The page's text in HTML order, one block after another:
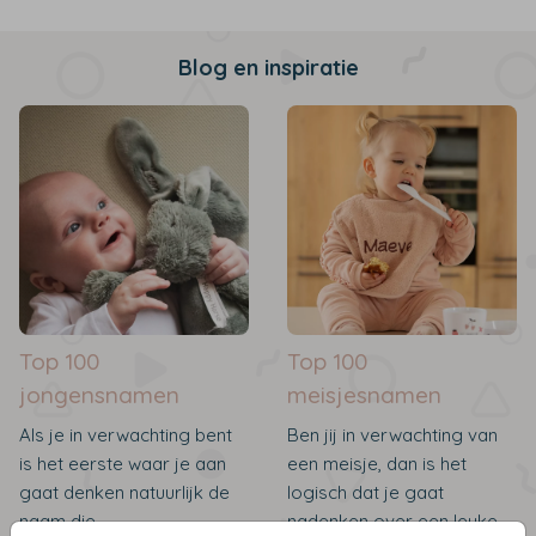
Blog en inspiratie
Top 100
jongensnamen
Als je in verwachting bent
is het eerste waar je aan
gaat denken natuurlijk de
naam die...
Top 100
meisjesnamen
Ben jij in verwachting van
een meisje, dan is het
logisch dat je gaat
nadenken over een leuke...